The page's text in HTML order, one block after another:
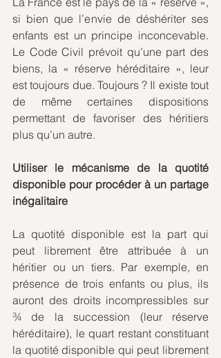
si bien que l’envie de déshériter ses
enfants est un principe inconcevable.
Le Code Civil prévoit qu’une part des
biens, la « réserve héréditaire », leur
est toujours due. Toujours ? Il existe tout
de même certaines dispositions
permettant de favoriser des héritiers
plus qu’un autre.
Utiliser le mécanisme de la quotité
disponible pour procéder à un partage
inégalitaire
La quotité disponible est la part qui
peut librement être attribuée à un
héritier ou un tiers. Par exemple, en
présence de trois enfants ou plus, ils
auront des droits incompressibles sur
¾ de la succession (leur réserve
héréditaire), le quart restant constituant
la quotité disponible qui peut librement